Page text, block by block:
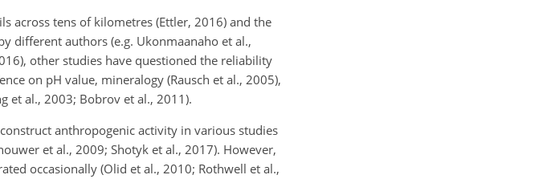
across tens of kilometres (Ettler, 2016) and the
different authors (e.g. Ukonmaanaho et al.,
other studies have questioned the reliability
on pH value, mineralogy (Rausch et al., 2005),
et al., 2003; Bobrov et al., 2011).
anthropogenic activity in various studies
et al., 2009; Shotyk et al., 2017). However,
occasionally (Olid et al., 2010; Rothwell et al.,